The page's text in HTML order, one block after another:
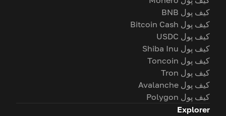
کیف پول BNB
کیف پول Bitcoin Cash
کیف پول USDC
کیف پول Shiba Inu
کیف پول Toncoin
کیف پول Tron
کیف پول Avalanche
کیف پول Polygon
Explorer